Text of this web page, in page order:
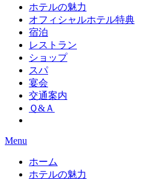
ホテルの魅力
オフィシャルホテル特典
宿泊
レストラン
ショップ
スパ
宴会
交通案内
Ｑ&Ａ
Menu
ホーム
ホテルの魅力